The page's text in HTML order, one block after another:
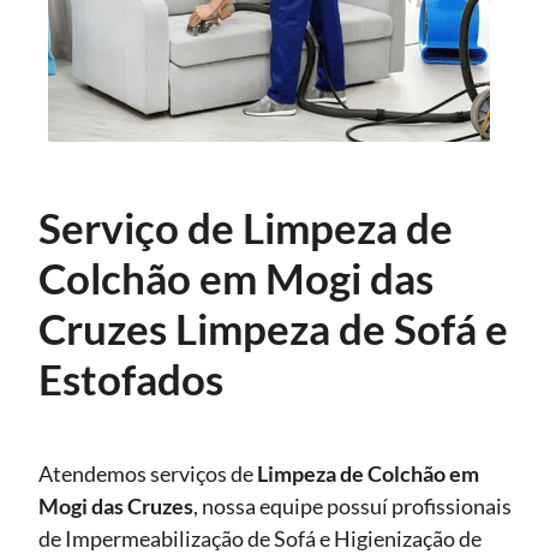
Serviço de Limpeza de
Colchão em Mogi das
Cruzes Limpeza de Sofá e
Estofados
Atendemos serviços deLimpeza de Colchão em
Mogi das Cruzes, nossa equipe possuí profissionais
de Impermeabilização de Sofá e Higienização de